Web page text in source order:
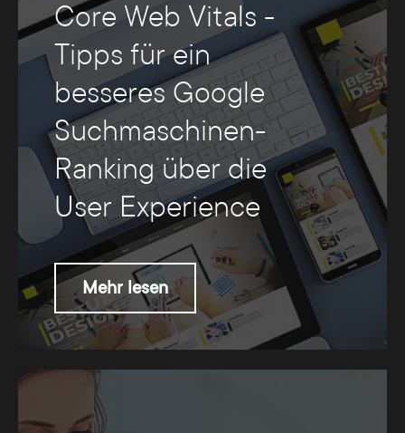
Core Web Vitals -
Tipps für ein
besseres Google
Suchmaschinen-
Ranking über die
User Experience
Mehr lesen